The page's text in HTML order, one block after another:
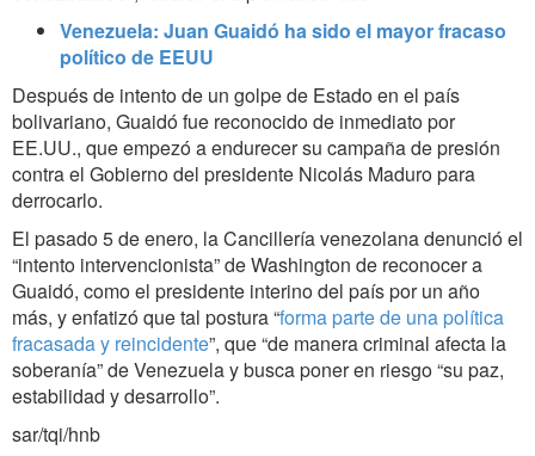
Venezuela: Juan Guaidó ha sido el mayor fracaso
político de EEUU
Después de intento de un golpe de Estado en el país
bolivariano, Guaidó fue reconocido de inmediato por
EE.UU., que empezó a endurecer su campaña de presión
contra el Gobierno del presidente Nicolás Maduro para
derrocarlo.
El pasado 5 de enero, la Cancillería venezolana denunció el
“intento intervencionista” de Washington de reconocer a
Guaidó, como el presidente interino del país por un año
más, y enfatizó que tal postura “forma parte de una política
fracasada y reincidente”, que “de manera criminal afecta la
soberanía” de Venezuela y busca poner en riesgo “su paz,
estabilidad y desarrollo”.
sar/tqi/hnb